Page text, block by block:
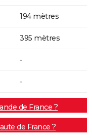
194 mètres
395 mètres
-
-
de France ?
de France ?